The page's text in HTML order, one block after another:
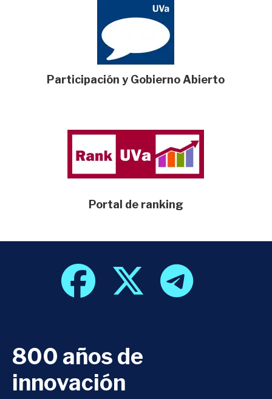
Participación y Gobierno Abierto
Portal de ranking
800 años de
innovación